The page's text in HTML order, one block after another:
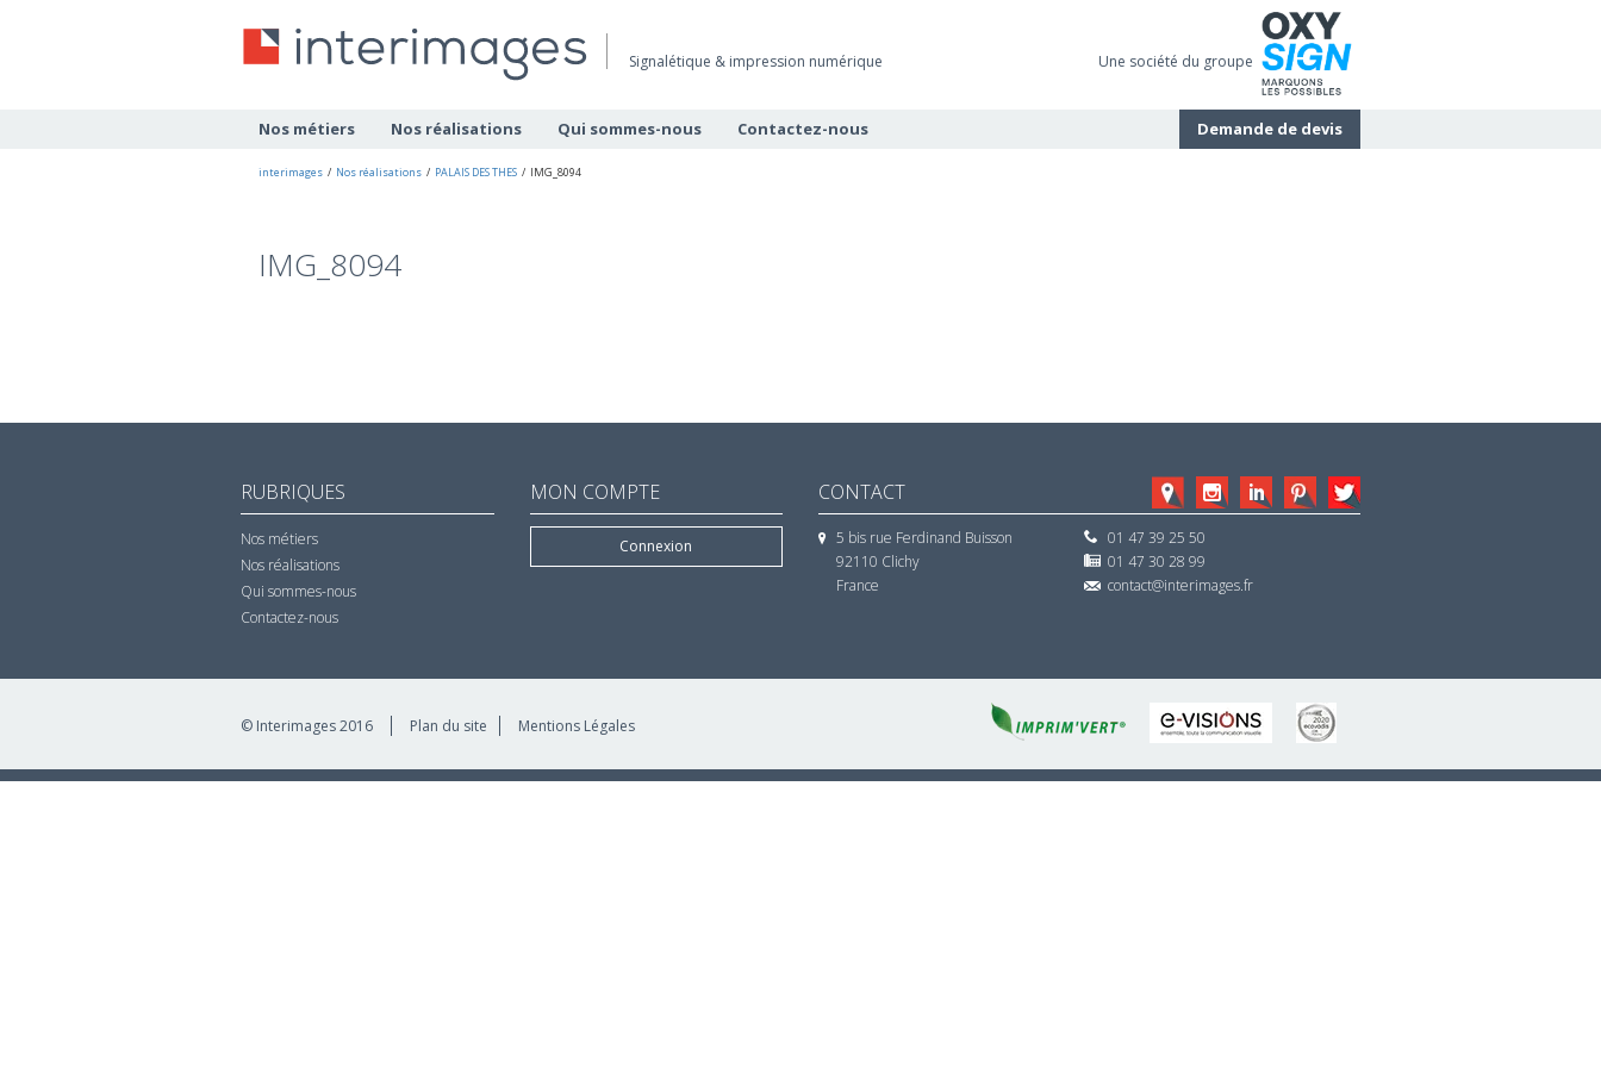
Signalétique & impression numérique Une société du groupe
Nos métiers Nos réalisations Qui sommes-nous Contactez-nous Demande de devis
interimages / Nos réalisations / PALAIS DES THES / IMG_8094
IMG_8094
RUBRIQUES
Nos métiers
Nos réalisations
Qui sommes-nous
Contactez-nous
MON COMPTE
Connexion
CONTACT
5 bis rue Ferdinand Buisson
92110 Clichy
France
01 47 39 25 50
01 47 30 28 99
contact@interimages.fr
© Interimages 2016 Plan du site Mentions Légales